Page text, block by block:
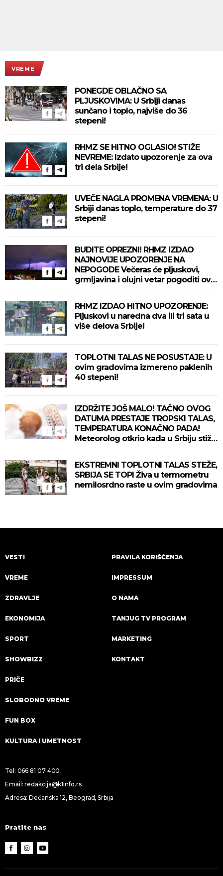
VREME
PONEGDE OBLAČNO SA
PLJUSKOVIMA: U Srbiji danas
sunčano i toplo, najviše do 36
stepeni!
RHMZ SE HITNO OGLASIO! STIŽE
NEVREME: Izdato upozorenje za ova
tri dela Srbije!
UVEČE NAGLA PROMENA VREMENA: U
Srbiji danas toplo, temperature do 37
stepeni!
BUDITE OPREZNI! RHMZ IZDAO
NAJNOVIJE UPOZORENJE NA
NEPOGODE Večeras će pljuskovi,
grmljavina i olujni vetar pogoditi ove
RHMZ IZDAO HITNO UPOZORENJE:
Pljuskovi u naredna dva ili tri sata u
više delova Srbije!
TOPLOTNI TALAS NE POSUSTAJE: U
ovim gradovima izmereno paklenih
40 stepeni!
IZDRŽITE JOŠ MALO! TAČNO OVOG
DATUMA PRESTAJE TROPSKI TALAS,
TEMPERATURA KONAČNO PADA!
Meteorolog otkrio kada u Srbiju stiže
EKSTREMNI TOPLOTNI TALAS STEŽE,
SRBIJA SE TOPI Živa u termometru
nemilosrdno raste u ovim gradovima
VESTI
VREME
ZDRAVLJE
EKONOMIJA
SPORT
SHOWBIZZ
PRIČE
SLOBODNO VREME
FUN BOX
KULTURA I UMETNOST
PRAVILA KORIŠĆENJA
IMPRESSUM
O NAMA
TANJUG TV PROGRAM
MARKETING
KONTAKT
Tel: 066 81 07 400
Email:redakcija@k1info.rs
Adresa: Dečanska 12, Beograd, Srbija
Pratite nas